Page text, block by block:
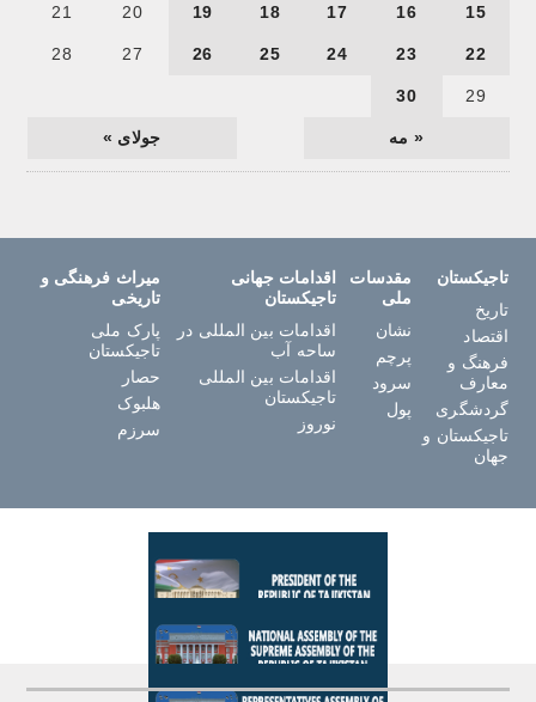
« مه جولای »
15
16
17
18
19
20
21
22
23
24
25
26
27
28
29
30
تاجیکستان
تاریخ
اقتصاد
فرهنگ و
معارف
گردشگری
تاجیکستان و
جهان
مقدسات
ملی
نشان
پرچم
سرود
پول
اقدامات جهانی
تاجیکستان
اقدامات بین المللی در
ساحه آب
اقدامات بین المللی
تاجیکستان
نوروز
میراث فرهنگی و
تاریخی
پارک ملی
تاجیکستان
حصار
هلبوک
سرزم